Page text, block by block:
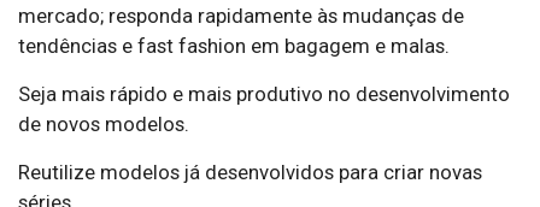
mercado; responda rapidamente às mudanças de
tendências e fast fashion em bagagem e malas.
Seja mais rápido e mais produtivo no desenvolvimento
de novos modelos.
Reutilize modelos já desenvolvidos para criar novas
séries.